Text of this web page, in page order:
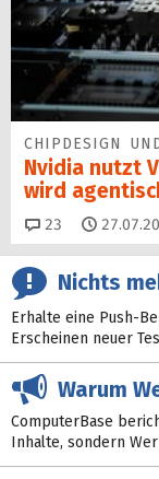
CHIPDESIGN
Nvidia nutzt
wird
23 Kommentare
Nichts
Erhalte eine Push-
Erscheinen neuer
Warum
ComputerBase
Inhalte, sondern